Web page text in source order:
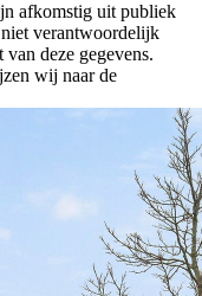
afkomstig uit publiek
verantwoordelijk
deze gegevens.
wij naar de